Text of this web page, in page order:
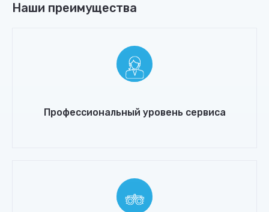
Наши преимущества
Профессиональный уровень сервиса